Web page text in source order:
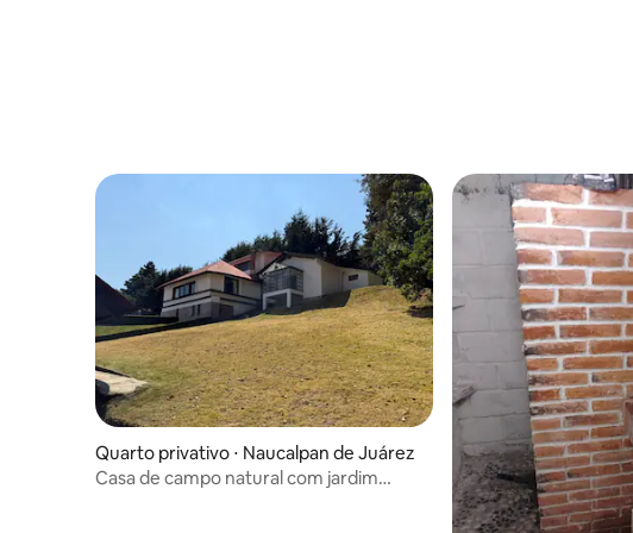
Quarto privativo ⋅ Naucalpan de Juárez
Casa de campo natural com jardim